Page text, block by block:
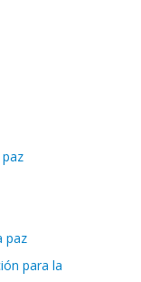
paz
para la